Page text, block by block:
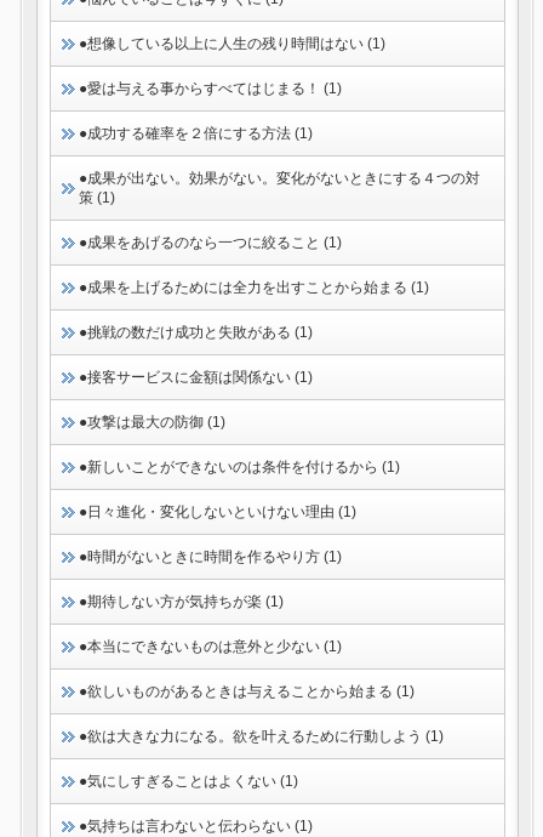
●想像している以上に人生の残り時間はない (1)
●愛は与える事からすべてはじまる！ (1)
●成功する確率を２倍にする方法 (1)
●成果が出ない。効果がない。変化がないときにする４つの対
策 (1)
●成果をあげるのなら一つに絞ること (1)
●成果を上げるためには全力を出すことから始まる (1)
●挑戦の数だけ成功と失敗がある (1)
●接客サービスに金額は関係ない (1)
●攻撃は最大の防御 (1)
●新しいことができないのは条件を付けるから (1)
●日々進化・変化しないといけない理由 (1)
●時間がないときに時間を作るやり方 (1)
●期待しない方が気持ちが楽 (1)
●本当にできないものは意外と少ない (1)
●欲しいものがあるときは与えることから始まる (1)
●欲は大きな力になる。欲を叶えるために行動しよう (1)
●気にしすぎることはよくない (1)
●気持ちは言わないと伝わらない (1)